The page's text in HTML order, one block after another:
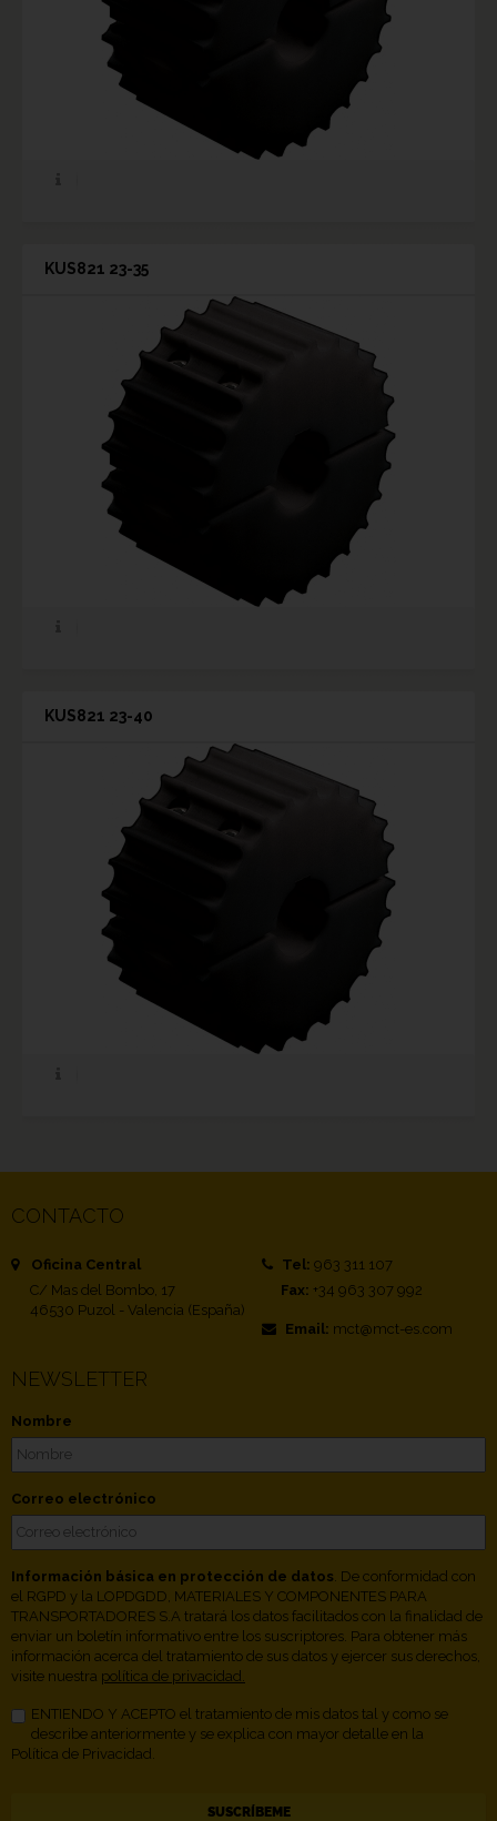
KUS821 23-35
KUS821 23-40
CONTACTO
Oficina Central
C/ Mas del Bombo, 17
46530 Puzol - Valencia (España)
Tel: 963 311 107
Fax: +34 963 307 992
Email: mct@mct-es.com
NEWSLETTER
Nombre
Correo electrónico
Información básica en protección de datos . De conformidad con
el RGPD y la LOPDGDD, MATERIALES Y COMPONENTES PARA
TRANSPORTADORES S.A tratará los datos facilitados con la finalidad de
enviar un boletín informativo entre los suscriptores. Para obtener más
información acerca del tratamiento de sus datos y ejercer sus derechos,
visite nuestra política de privacidad.
ENTIENDO Y ACEPTO el tratamiento de mis datos tal y como se
describe anteriormente y se explica con mayor detalle en la
Política de Privacidad.